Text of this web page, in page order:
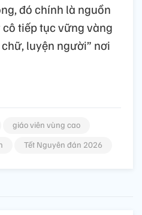
đó chính là nguồn
tiếp tục vững vàng
luyện người” nơi
giáo viên vùng cao
Tết Nguyên đán 2026